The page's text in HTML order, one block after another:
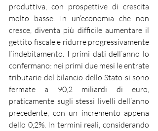
produttiva, con prospettive di crescita
molto basse. In un’economia che non
cresce, diventa più difficile aumentare il
gettito fiscale e ridurre progressivamente
l’indebitamento. I primi dati dell’anno lo
confermano: nei primi due mesi le entrate
tributarie del bilancio dello Stato si sono
fermate a 90,2 miliardi di euro,
praticamente sugli stessi livelli dell’anno
precedente, con un incremento appena
dello 0,2%. In termini reali, considerando